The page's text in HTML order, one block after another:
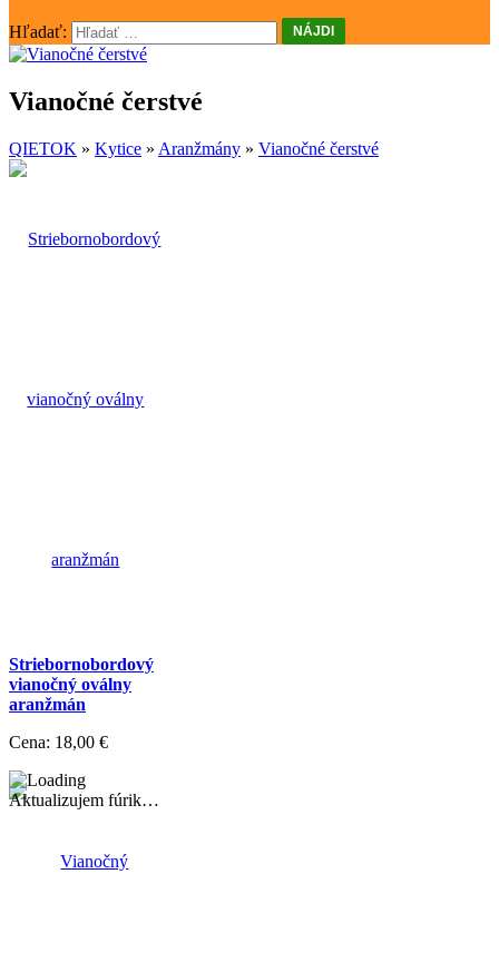
Hľadať:
Vianočné čerstvé
QIETOK » Kytice » Aranžmány » Vianočné čerstvé
Striebornobordový
vianočný oválny
aranžmán
Cena: 18,00 €
Aktualizujem fúrik…